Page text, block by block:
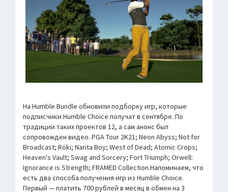
На Humble Bundle обновили подборку игр, которые
подписчики Humble Choice получат в сентябре. По
традиции таких проектов 12, а сам анонс был
сопровожден видео. PGA Tour 2K21; Neon Abyss; Not for
Broadcast; Röki; Narita Boy; West of Dead; Atomic Crops;
Heaven's Vault; Swag and Sorcery; Fort Triumph; Orwell:
Ignorance is Strength; FRAMED Collection.Напоминаем, что
есть два способа получения игр из Humble Choice.
Первый — платить 700 рублей в месяц в обмен на 3